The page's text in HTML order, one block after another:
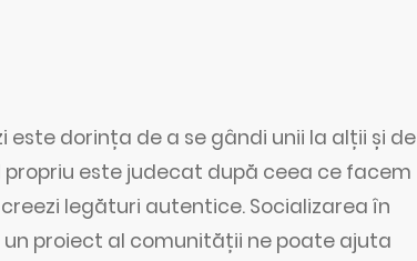
dorința de a se gândi unii la alții și de
este judecat după ceea ce facem
legături autentice. Socializarea în
proiect al comunității ne poate ajuta